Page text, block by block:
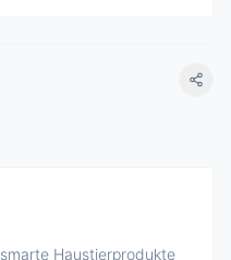
Haustierprodukte